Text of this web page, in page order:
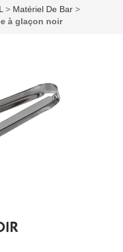
> Matériel De Bar >
à glaçon noir